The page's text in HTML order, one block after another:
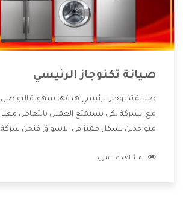
صيانة تكنوجاز الرئيسي
صيانة تكنوجاز الرئيسي هدفها سهولة
مع الشركة لكى يستمتع العميل بالتعامل معنا
متواجدين بشكل مميز فى الاسواق فنحن شركة
الشركة بها والتى تكون منها خدمة الصيانة
مشاهدة المزيد